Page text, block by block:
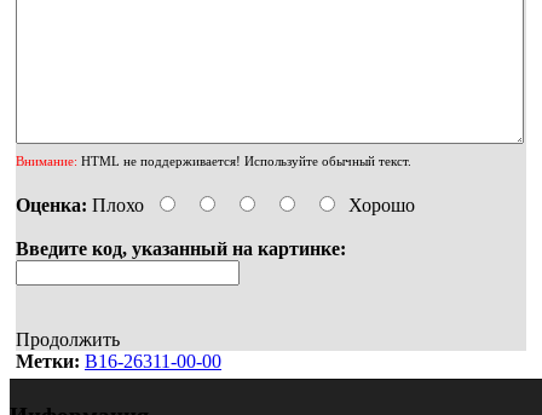
Внимание: HTML не поддерживается! Используйте обычный текст.
Оценка: Плохо Хорошо
Введите код, указанный на картинке:
Продолжить
Метки: B16-26311-00-00